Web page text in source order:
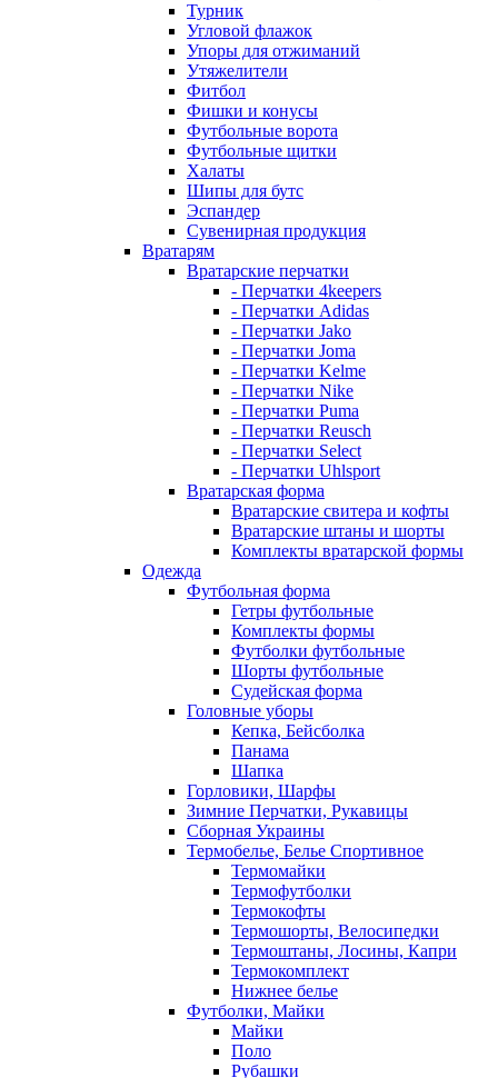
Турник
Угловой флажок
Упоры для отжиманий
Утяжелители
Фитбол
Фишки и конусы
Футбольные ворота
Футбольные щитки
Халаты
Шипы для бутс
Эспандер
Сувенирная продукция
Вратарям
Вратарские перчатки
- Перчатки 4keepers
- Перчатки Adidas
- Перчатки Jako
- Перчатки Joma
- Перчатки Kelme
- Перчатки Nike
- Перчатки Puma
- Перчатки Reusch
- Перчатки Select
- Перчатки Uhlsport
Вратарская форма
Вратарские свитера и кофты
Вратарские штаны и шорты
Комплекты вратарской формы
Одежда
Футбольная форма
Гетры футбольные
Комплекты формы
Футболки футбольные
Шорты футбольные
Судейская форма
Головные уборы
Кепка, Бейсболка
Панама
Шапка
Горловики, Шарфы
Зимние Перчатки, Рукавицы
Сборная Украины
Термобелье, Белье Спортивное
Термомайки
Термофутболки
Термокофты
Термошорты, Велосипедки
Термоштаны, Лосины, Капри
Термокомплект
Нижнее белье
Футболки, Майки
Майки
Поло
Рубашки